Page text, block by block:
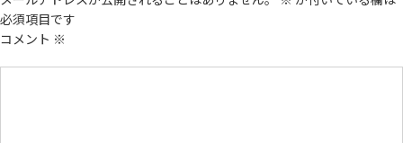
必須項目です
コメント ※